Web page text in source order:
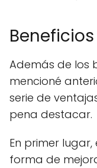
Además de los
mencioné
serie de
pena destacar.
En primer lugar,
forma de